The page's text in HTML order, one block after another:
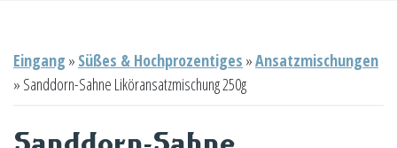
Eingang » Süßes & Hochprozentiges »Ansatzmischungen
» Sanddorn-Sahne Liköransatzmischung 250g
Sanddorn-Sahne